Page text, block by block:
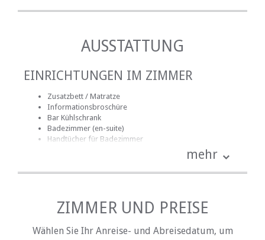
AUSSTATTUNG
EINRICHTUNGEN IM ZIMMER
Zusatzbett / Matratze
Informationsbroschüre
Bar Kühlschrank
Badezimmer (en-suite)
Handtücher für Badezimmer
Mitgelieferte Reinigungsmittel
DVD-Player
Fan
Haartrockner
mehr
ZIMMER UND PREISE
Wählen Sie Ihr Anreise- und Abreisedatum, um